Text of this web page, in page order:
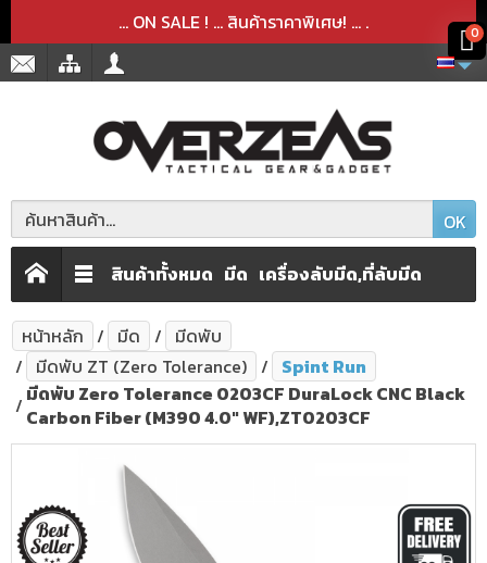
... ON SALE ! ... สินค้าราคาพิเศษ! ... .
OK
สินค้าทั้งหมด มีด เครื่องลับมีด,ที่ลับมีด
หน้าหลัก มีด
มีดพับ
มีดพับ ZT (Zero Tolerance)
Spint Run
มีดพับ Zero Tolerance 0203CF DuraLock CNC Black
Carbon Fiber (M390 4.0" WF),ZT0203CF
สินค้าได้เพิ่มลงในตะกร้าเรียบร้อยแล้ว
สินค้าได้ถูกลบออกจากตะกร้าเรียบร้อยแล้ว
0